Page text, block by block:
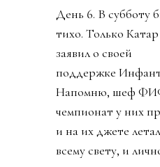
День 6. В субботу
тихо. Только Катар
заявил о своей
поддержке
Напомню, шеф
чемпионат у них
и на их джете
всему свету, и